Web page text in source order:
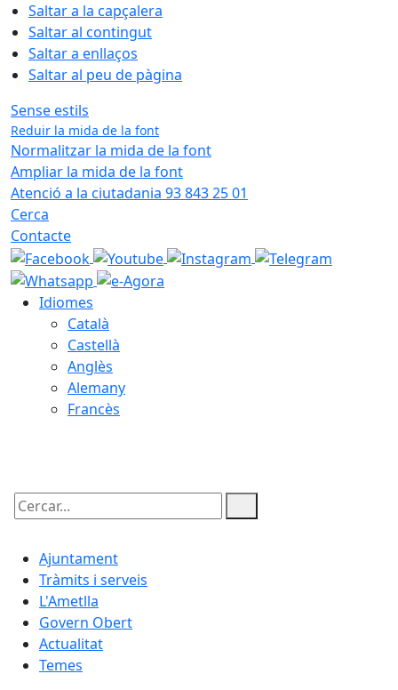
Saltar a la capçalera
Saltar al contingut
Saltar a enllaços
Saltar al peu de pàgina
Sense estils
Reduir la mida de la font
Normalitzar la mida de la font
Ampliar la mida de la font
Atenció a la ciutadania 93 843 25 01
Cerca
Contacte
Idiomes
Català
Castellà
Anglès
Alemany
Francès
Cercar:
Ajuntament
Tràmits i serveis
L'Ametlla
Govern Obert
Actualitat
Temes